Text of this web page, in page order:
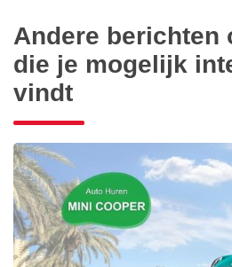
Andere berichten
die je mogelijk
vindt